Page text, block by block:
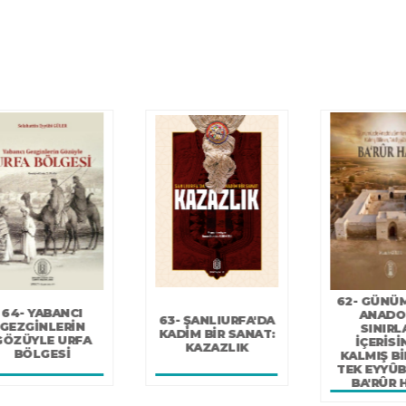
ANADOLU
SINIRLARI
İÇERİSİNDE
KALMIŞ BİLİNEN
CELÂLÎ (VELİ
GÖNCÜ) HAYATI VE
ŞİİRLERİNDEN